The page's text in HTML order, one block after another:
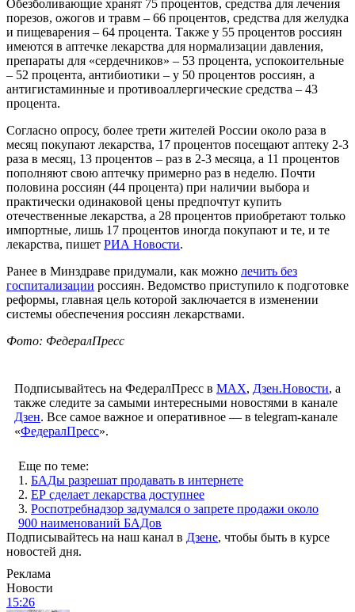
Обезболивающие хранят 75 процентов, средства для лечения
порезов, ожогов и травм – 66 процентов, средства для желудка
и пищеварения – 64 процента. Также у 55 процентов россиян
имеются в аптечке лекарства для нормализации давления,
препараты для «сердечников» – 53 процента, успокоительные
– 52 процента, антибиотики – у 50 процентов россиян, а
антигистаминные и противоаллергические средства – 43
процента.
Согласно опросу, более трети жителей России около раза в
месяц покупают лекарства, 17 процентов посещают аптеку 2-3
раза в месяц, 13 процентов – раз в 2-3 месяца, а 11 процентов
пополняют свою аптечку примерно раз в неделю. Почти
половина россиян (44 процента) при наличии выбора и
практически одинаковой цены предпочтут купить
отечественные лекарства, а 28 процентов приобретают только
импортные, лишь 17 процентов иногда покупают и те, и те
лекарства, пишет РИА Новости.
Ранее в Минздраве придумали, как можно лечить без
госпитализации россиян. Ведомство приступило к подготовке
реформы, главная цель которой заключается в изменении
системы обеспечения россиян лекарствами.
Фото: ФедералПресс
Подписывайтесь на ФедералПресс в МАХ, Дзен.Новости, а
также следите за самыми интересными новостями в канале
Дзен. Все самое важное и оперативное — в telegram-канале
«ФедералПресс».
Еще по теме:
1. БАДы разрешат продавать в интернете
2. ЕР сделает лекарства доступнее
3. Роспотребнадзор задумался о запрете продажи около
900 наименований БАДов
Подписывайтесь на наш канал в Дзене, чтобы быть в курсе
новостей дня.
Реклама
Новости
15:26